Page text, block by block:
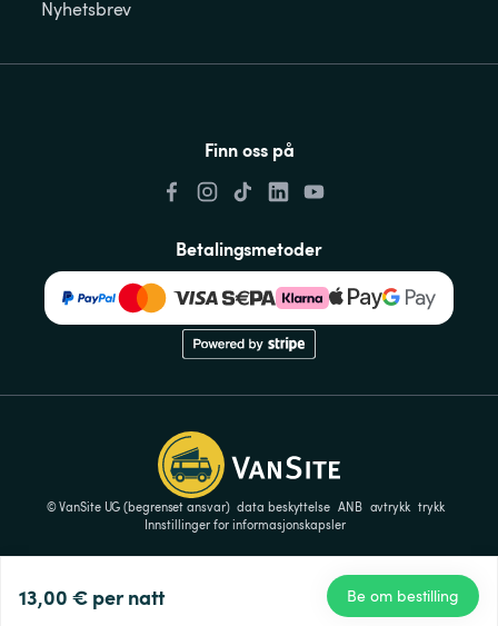
13,00 € per natt Be om bestilling
Nyhetsbrev
Finn oss på
Betalingsmetoder
© VanSite UG (begrenset ansvar) data beskyttelse ANB avtrykk trykk
Innstillinger for informasjonskapsler